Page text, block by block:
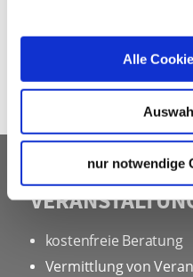
Alle
nur notwendige
UNSER
kostenfreie Beratung
Vermittlung von